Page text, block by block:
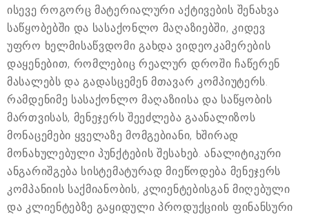
ისევე როგორც მატერიალური აქტივების შენახვა
საწყობებში და სასაქონლო მაღაზიებში, კიდევ
უფრო ხელმისაწვდომი გახდა ვიდეოკამერების
დაყენებით, რომლებიც რეალურ დროში ჩაწერენ
მასალებს და გადასცემენ მთავარ კომპიუტერს.
რამდენიმე სასაქონლო მაღაზიისა და საწყობის
მართვისას, მენეჯერს შეეძლება გაანალიზოს
მონაცემები ყველაზე მომგებიანი, ხშირად
მონახულებული პუნქტების შესახებ. ანალიტიკური
ანგარიშგება სისტემატურად მიეწოდება მენეჯერს
კომპანიის საქმიანობის, კლიენტებისგან მიღებული
და კლიენტებზე გაყიდული პროდუქციის ფინანსური